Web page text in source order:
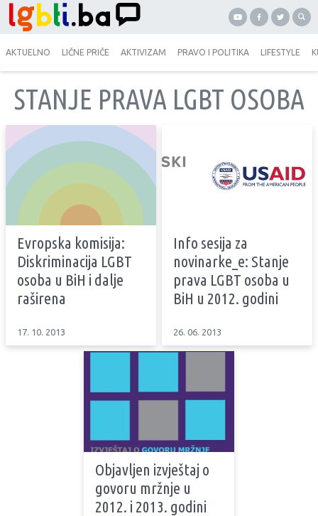
AKTUELNO LIČNE PRIČE AKTIVIZAM PRAVO I POLITIKA LIFESTYLE
STANJE PRAVA LGBT OSOBA
Evropska komisija:
Diskriminacija LGBT
osoba u BiH i dalje
raširena
17. 10. 2013
Info sesija za
novinarke_e: Stanje
prava LGBT osoba u
BiH u 2012. godini
26. 06. 2013
Objavljen izvještaj o
govoru mržnje u
2012. i 2013. godini